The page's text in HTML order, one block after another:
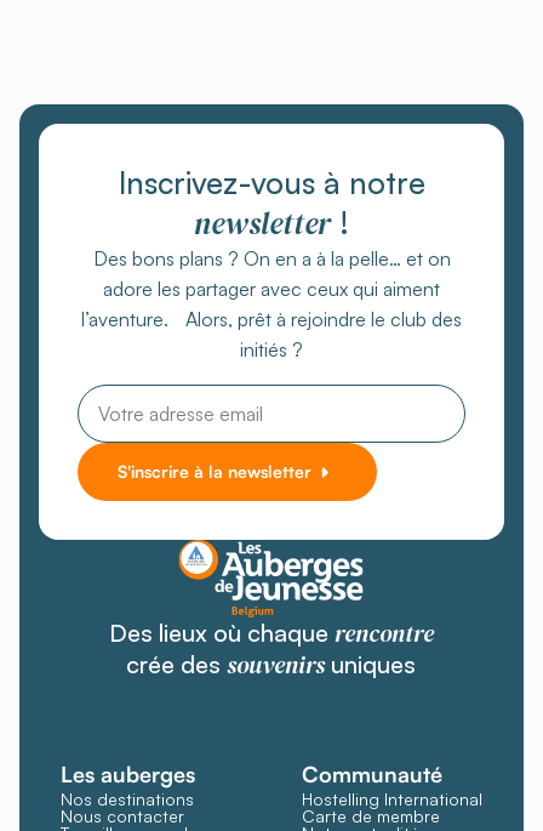
Inscrivez-vous à notre
newsletter!
Des bons plans ? On en a à la pelle… et on
adore les partager avec ceux qui aiment
l’aventure. Alors, prêt à rejoindre le club des
initiés ?
Email
S'inscrire à la newsletter
Des lieux où chaque rencontre
crée dessouvenirsuniques
Les auberges
Nos destinations
Nous contacter
Communauté
Hostelling International
Carte de membre